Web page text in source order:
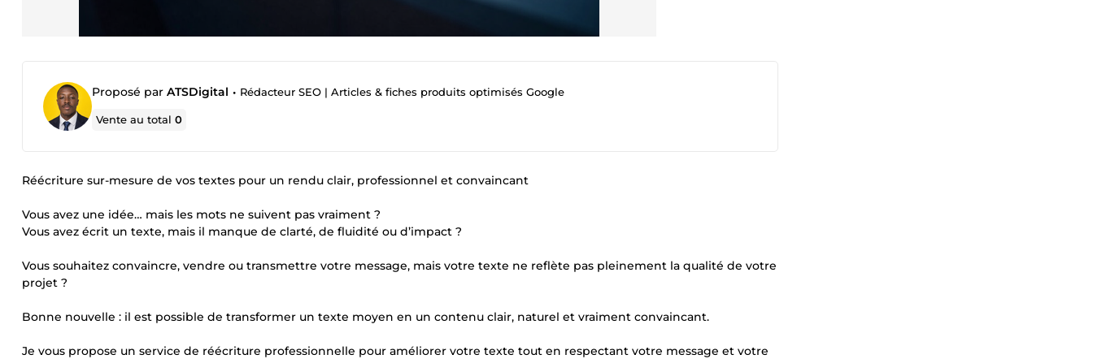
Proposé par ATSDigital • Rédacteur SEO | Articles & fiches produits optimisés Google
Vente au total0
Réécriture sur-mesure de vos textes pour un rendu clair, professionnel et convaincant
Vous avez une idée… mais les mots ne suivent pas vraiment ?
Vous avez écrit un texte, mais il manque de clarté, de fluidité ou d’impact ?
Vous souhaitez convaincre, vendre ou transmettre votre message, mais votre texte ne reflète pas pleinement la qualité de votre
projet ?
Bonne nouvelle : il est possible de transformer un texte moyen en un contenu clair, naturel et vraiment convaincant.
Je vous propose un service de réécriture professionnelle pour améliorer votre texte tout en respectant votre message et votre